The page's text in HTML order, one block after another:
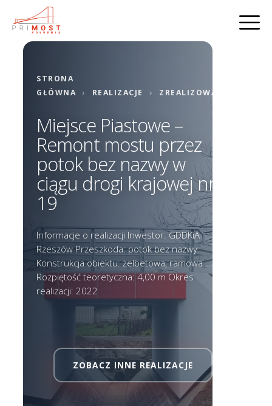
STRONA
GŁÓWNA
› REALIZACJE › ZREALIZOWANE
Miejsce Piastowe –
Remont mostu przez
potok bez nazwy w
ciągu drogi krajowej nr
19
Informacje o realizacji Inwestor: GDDKiA
Rzeszów Przeszkoda: potok bez nazwy
Konstrukcja obiektu: żelbetowa, ramowa
Rozpiętość teoretyczna: 4,00 m Okres
realizacji: 2022
ZOBACZ INNE REALIZACJE